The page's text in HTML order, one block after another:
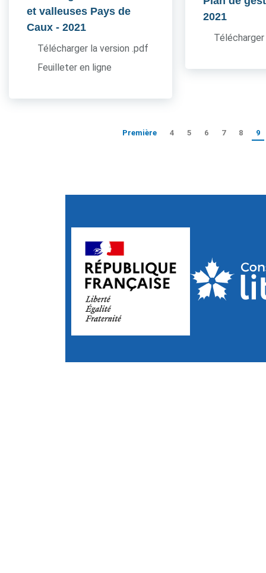
et valleuses Pays de
Caux - 2021
Télécharger la version .pdf
Feuilleter en ligne
2021
Première 4 5 6 7 8 9